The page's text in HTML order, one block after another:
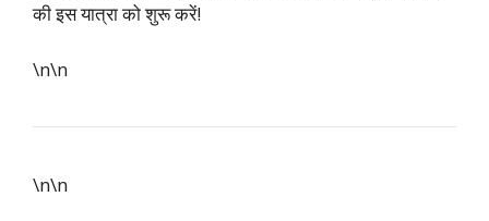
की इस यात्रा को शुरू करें!
\n\n
\n\n